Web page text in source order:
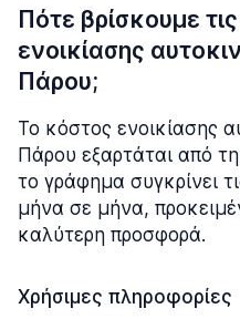
Πότε βρίσκουμε
ενοικίασης
Πάρου;
Το κόστος ενοικίασης
Πάρου εξαρτάται από
το γράφημα συγκρίνει
μήνα σε μήνα,
καλύτερη προσφορά.
Χρήσιμες πληροφορίες